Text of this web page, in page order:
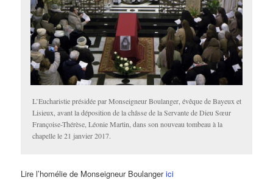
L’Eucharistie présidée par Monseigneur Boulanger, évêque de Bayeux et
Lisieux, avant la déposition de la châsse de la Servante de Dieu Sœur
Françoise-Thérèse, Léonie Martin, dans son nouveau tombeau à la
chapelle le 21 janvier 2017.
Lire l’homélie de Monseigneur Boulangerici